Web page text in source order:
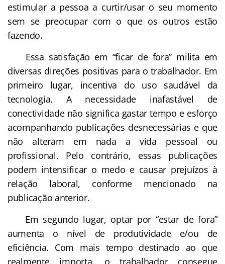
estimular a pessoa a curtir/usar o seu momento
sem se preocupar com o que os outros estão
fazendo.
Essa satisfação em “ficar de fora” milita em
diversas direções positivas para o trabalhador. Em
primeiro lugar, incentiva do uso saudável da
tecnologia. A necessidade inafastável de
conectividade não significa gastar tempo e esforço
acompanhando publicações desnecessárias e que
não alteram em nada a vida pessoal ou
profissional. Pelo contrário, essas publicações
podem intensificar o medo e causar prejuízos à
relação laboral, conforme mencionado na
publicação anterior.
Em segundo lugar, optar por “estar de fora”
aumenta o nível de produtividade e/ou de
eficiência. Com mais tempo destinado ao que
realmente importa, o trabalhador consegue